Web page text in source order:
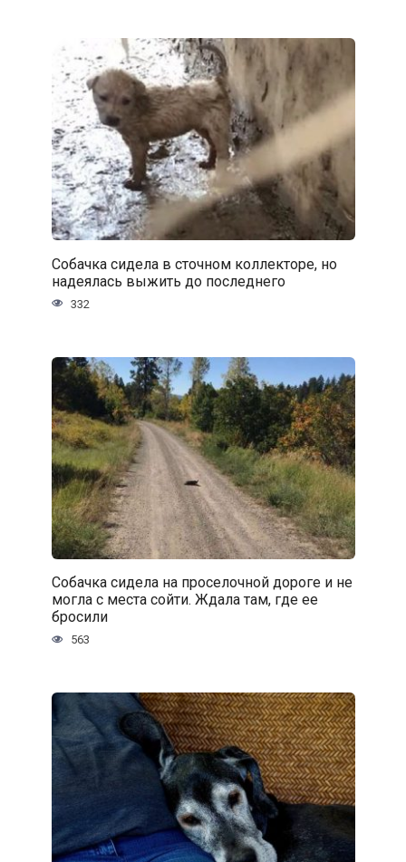
Собачка сидела в сточном коллекторе, но
надеялась выжить до последнего
332
Собачка сидела на проселочной дороге и не
могла с места сойти. Ждала там, где ее
бросили
563